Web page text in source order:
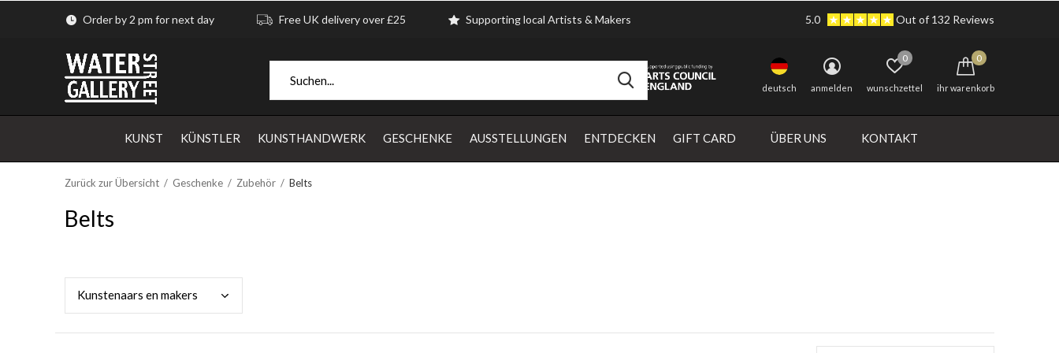
KUNST KÜNSTLER KUNSTHANDWERK GESCHENKE AUSSTELLUNGEN ENTDECKEN GIFT CARD ÜBER UNS KONTAKT
deutsch anmelden wunschzettel
0
ihr warenkorb
0
Order by 2 pm for next day Free UK delivery over £25 Supporting local Artists & Makers 5.0 Out of 132 Reviews
Zurück zur Übersicht Geschenke Zubehör Belts
Belts
Kunstenaars en makers